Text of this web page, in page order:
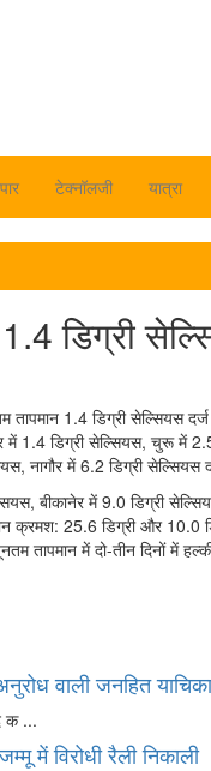
टेक्नॉलजी यात्रा
डिग्री
1.4 डिग्री सेल्सियस
में 1.4 डिग्री सेल्सियस, चुरू में
नागौर में 6.2 डिग्री सेल्सियस
बीकानेर में 9.0 डिग्री
क्रमश: 25.6 डिग्री और 10.0
तापमान में दो-तीन दिनों में
वाली जनहित
क ...
में विरोधी रैली निकाली